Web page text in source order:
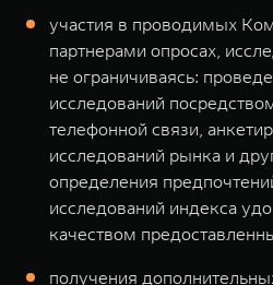
участия в проводимых
партнерами опросах,
не ограничиваясь:
исследований
телефонной связи,
исследований рынка и
определения
исследований индекса
качеством
получения